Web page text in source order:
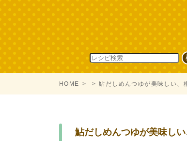
HOME 鮎だしめんつゆが美味しい、
鮎だしめんつゆが美味しい